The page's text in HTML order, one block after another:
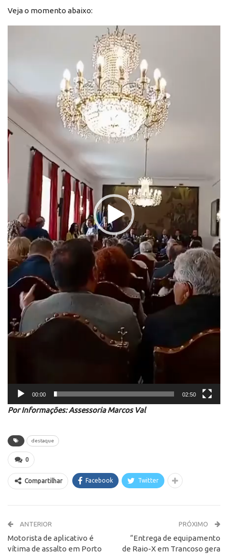
Veja o momento abaixo:
00:00 02:50
Por Informações: Assessoria Marcos Val
destaque
0
Compartilhar Facebook Twitter
ANTERIOR
Motorista de aplicativo é
vítima de assalto em Porto
PRÓXIMO
“Entrega de equipamento
de Raio-X em Trancoso gera